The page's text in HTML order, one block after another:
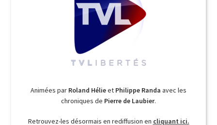
Animées par Roland Hélieet Philippe Randa avec les
chroniques de Pierre de Laubier.
Retrouvez-les désormais en rediffusion en cliquant ici.